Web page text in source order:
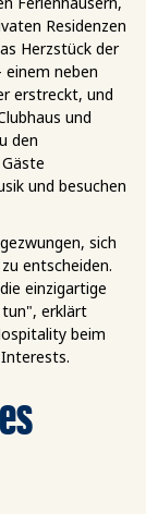
Residenzen
Herzstück der
einem neben
erstreckt, und
und
den
und besuchen
sich
entscheiden.
einzigartige
tun", erklärt
beim